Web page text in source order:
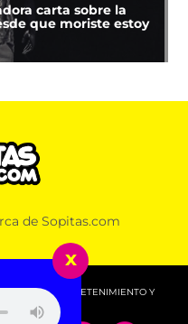
carta sobre la
que moriste estoy
de todo sobre su
de Sopitas.com
ENTRETENIMIENTO Y
x